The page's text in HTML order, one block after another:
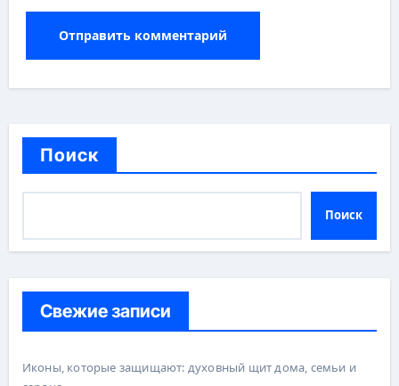
Поиск
Поиск
Свежие записи
Иконы, которые защищают: духовный щит дома, семьи и